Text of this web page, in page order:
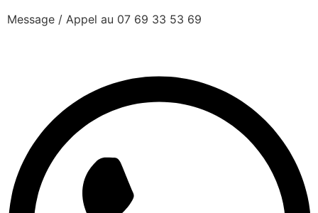
Message / Appel au 07 69 33 53 69